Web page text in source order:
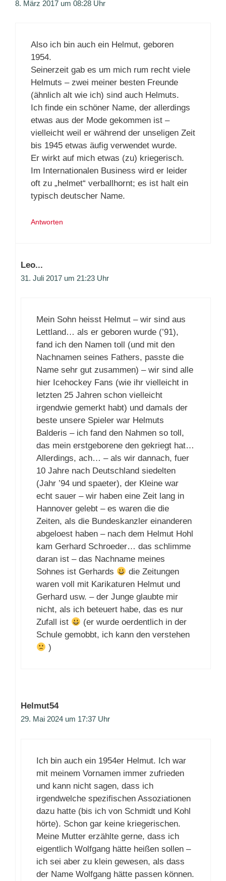
8. März 2017 um 08:28 Uhr
Also ich bin auch ein Helmut, geboren
1954.
Seinerzeit gab es um mich rum recht viele
Helmuts – zwei meiner besten Freunde
(ähnlich alt wie ich) sind auch Helmuts.
Ich finde ein schöner Name, der allerdings
etwas aus der Mode gekommen ist –
vielleicht weil er während der unseligen Zeit
bis 1945 etwas äufig verwendet wurde.
Er wirkt auf mich etwas (zu) kriegerisch.
Im Internationalen Business wird er leider
oft zu „helmet“ verballhornt; es ist halt ein
typisch deutscher Name.
Antworten
Leo...
31. Juli 2017 um 21:23 Uhr
Mein Sohn heisst Helmut – wir sind aus
Lettland… als er geboren wurde (’91),
fand ich den Namen toll (und mit den
Nachnamen seines Fathers, passte die
Name sehr gut zusammen) – wir sind alle
hier Icehockey Fans (wie ihr vielleicht in
letzten 25 Jahren schon vielleicht
irgendwie gemerkt habt) und damals der
beste unsere Spieler war Helmuts
Balderis – ich fand den Nahmen so toll,
das mein erstgeborene den gekriegt hat…
Allerdings, ach… – als wir dannach, fuer
10 Jahre nach Deutschland siedelten
(Jahr ’94 und spaeter), der Kleine war
echt sauer – wir haben eine Zeit lang in
Hannover gelebt – es waren die die
Zeiten, als die Bundeskanzler einanderen
abgeloest haben – nach dem Helmut Hohl
kam Gerhard Schroeder… das schlimme
daran ist – das Nachname meines
Sohnes ist Gerhards
die Zeitungen
waren voll mit Karikaturen Helmut und
Gerhard usw. – der Junge glaubte mir
nicht, als ich beteuert habe, das es nur
Zufall ist
(er wurde oerdentlich in der
Schule gemobbt, ich kann den verstehen
)
Helmut54
29. Mai 2024 um 17:37 Uhr
Ich bin auch ein 1954er Helmut. Ich war
mit meinem Vornamen immer zufrieden
und kann nicht sagen, dass ich
irgendwelche spezifischen Assoziationen
dazu hatte (bis ich von Schmidt und Kohl
hörte). Schon gar keine kriegerischen.
Meine Mutter erzählte gerne, dass ich
eigentlich Wolfgang hätte heißen sollen –
ich sei aber zu klein gewesen, als dass
der Name Wolfgang hätte passen können.